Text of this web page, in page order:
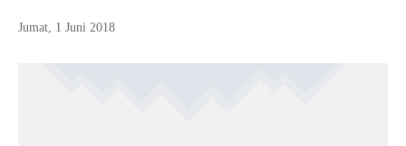
Jumat, 1 Juni 2018